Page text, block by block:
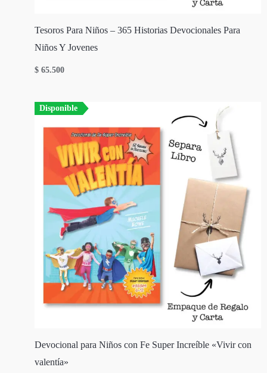
Tesoros Para Niños – 365 Historias Devocionales Para
Niños Y Jovenes
$ 65.500
Disponible
Devocional para Niños con Fe Super Increíble «Vivir con
valentía»